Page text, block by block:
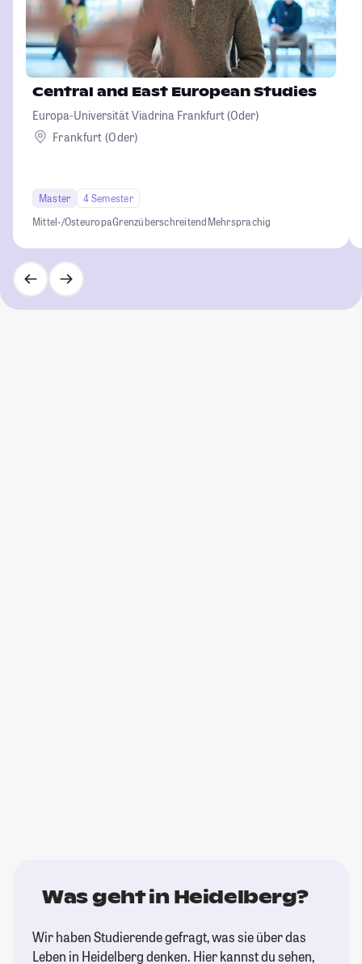
Central and East European Studies
Europa-Universität Viadrina Frankfurt (Oder)
Frankfurt (Oder)
Master
4 Semester
Mittel-/OsteuropaGrenzüberschreitendMehrsprachig
Was geht in Heidelberg?
Wir haben Studierende gefragt, was sie über das
Leben in Heidelberg denken. Hier kannst du sehen,